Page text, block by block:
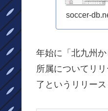
soccer-
年始に「北九州
所属についてリ
了というリリース